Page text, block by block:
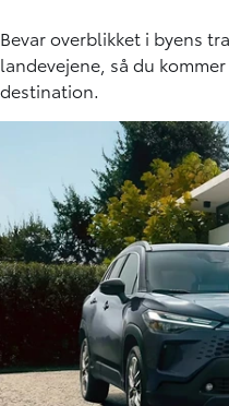
Bevar overblikket i byens
landevejene, så du
destination.